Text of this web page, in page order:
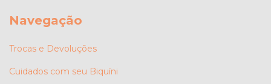
Navegação
Trocas e Devoluções
Cuidados com seu Biquíni